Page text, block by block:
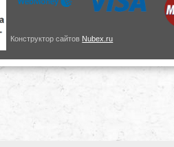
Конструктор сайтов Nubex.ru